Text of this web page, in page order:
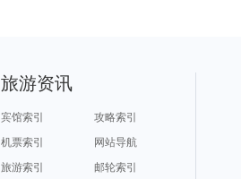
旅游资讯
宾馆索引
攻略索引
机票索引
网站导航
旅游索引
邮轮索引